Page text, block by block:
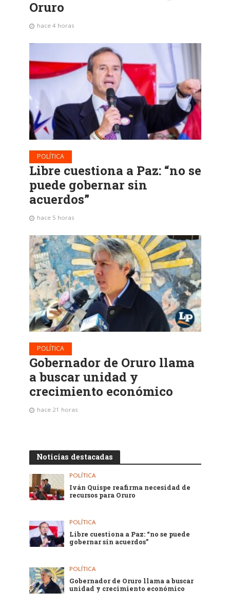
Oruro
hace 4 horas
POLÍTICA
Libre cuestiona a Paz: “no se
puede gobernar sin
acuerdos”
hace 5 horas
POLÍTICA
Gobernador de Oruro llama
a buscar unidad y
crecimiento económico
hace 21 horas
Noticias destacadas
POLÍTICA
Iván Quispe reafirma necesidad de
recursos para Oruro
POLÍTICA
Libre cuestiona a Paz: “no se puede
gobernar sin acuerdos”
POLÍTICA
Gobernador de Oruro llama a buscar
unidad y crecimiento económico